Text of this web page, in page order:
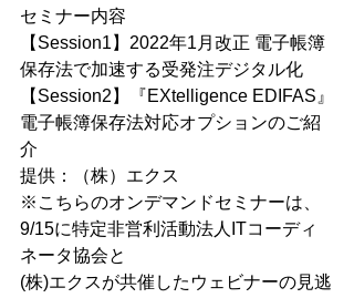
セミナー内容
【Session1】2022年1月改正 電子帳簿
保存法で加速する受発注デジタル化
【Session2】『EXtelligence EDIFAS』
電子帳簿保存法対応オプションのご紹
介
提供：（株）エクス
※こちらのオンデマンドセミナーは、
9/15に特定非営利活動法人ITコーディ
ネータ協会と
(株)エクスが共催したウェビナーの見逃